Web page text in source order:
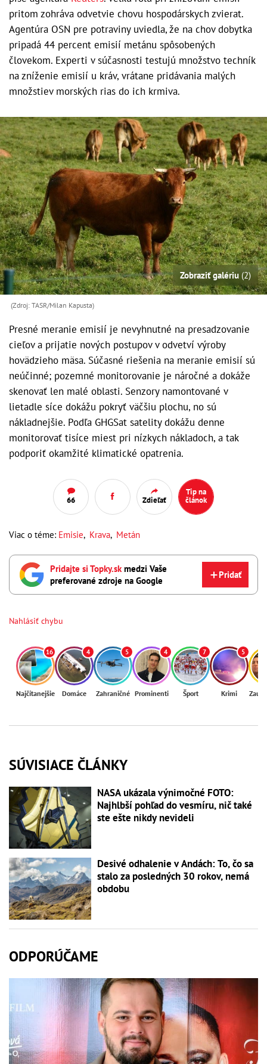
pritom zohráva odvetvie chovu hospodárskych zvierat.
Agentúra OSN pre potraviny uviedla, že na chov dobytka
pripadá 44 percent emisií metánu spôsobených
človekom. Experti v súčasnosti testujú množstvo techník
na zníženie emisií u kráv, vrátane pridávania malých
množstiev morských rias do ich krmiva.
Zobraziť galériu (2)
(Zdroj: TASR/Milan Kapusta)
Presné meranie emisií je nevyhnutné na presadzovanie
cieľov a prijatie nových postupov v odvetví výroby
hovädzieho mäsa. Súčasné riešenia na meranie emisií sú
neúčinné; pozemné monitorovanie je náročné a dokáže
skenovať len malé oblasti. Senzory namontované v
lietadle síce dokážu pokryť väčšiu plochu, no sú
nákladnejšie. Podľa GHGSat satelity dokážu denne
monitorovať tisíce miest pri nízkych nákladoch, a tak
podporiť okamžité klimatické opatrenia.
66 Zdieľať
Tip na
článok
Viac o téme: Emisie, Krava, Metán
Pridajte si Topky.skmedzi Vaše
preferované zdroje na Google
Pridať
Nahlásiť chybu
16
Najčítanejšie
4
Domáce
5
Zahraničné
4
Prominenti
7
Šport
5
Krimi
SÚVISIACE ČLÁNKY
NASA ukázala výnimočné FOTO:
Najhlbší pohľad do vesmíru, nič také
ste ešte nikdy nevideli
Desivé odhalenie v Andách: To, čo sa
stalo za posledných 30 rokov, nemá
obdobu
ODPORÚČAME